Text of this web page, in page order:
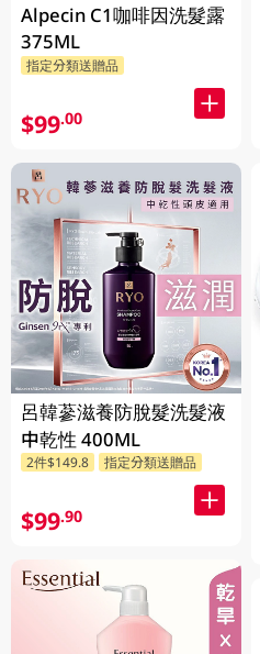
Alpecin C1咖啡因洗髮露
375ML
指定分類送贈品
$99.00
呂韓蔘滋養防脫髮洗髮液
中乾性 400ML
2件$149.8 指定分類送贈品
$99.90